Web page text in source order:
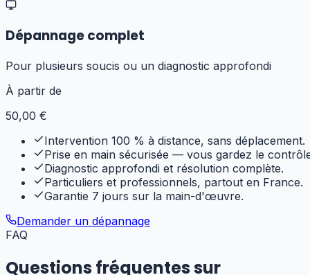
Dépannage complet
Pour plusieurs soucis ou un diagnostic approfondi
À partir de
50,00 €
Intervention 100 % à distance, sans déplacement.
Prise en main sécurisée — vous gardez le
Diagnostic approfondi et résolution complète.
Particuliers et professionnels, partout en France.
Garantie 7 jours sur la main-d'œuvre.
Demander un dépannage
FAQ
Questions fréquentes sur